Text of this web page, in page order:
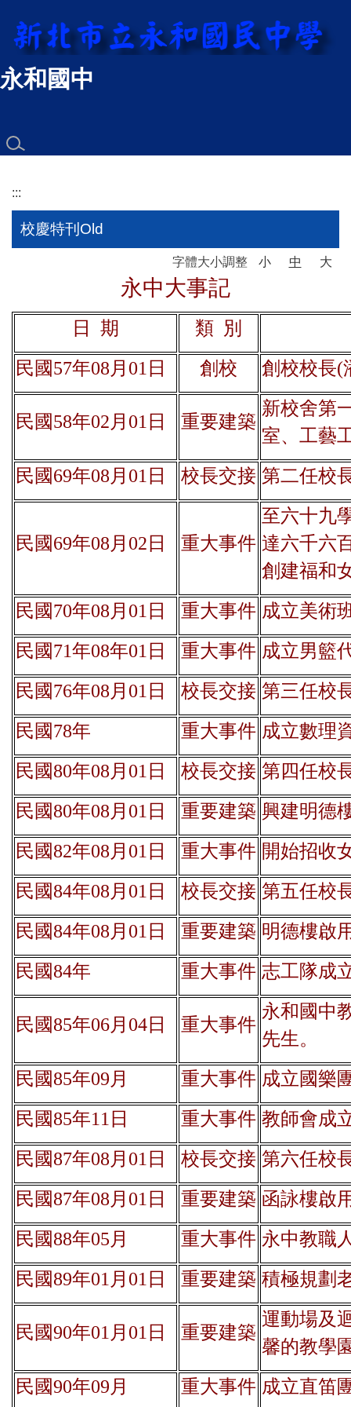
到
主
要
內
永和國中
:::
校慶特刊Old
字體大小調整 小 中 大
永中大事記
日 期
類 別
民國57年08月01日
創校 創校校長(
民國58年02月01日 重要建築
新校舍第
室、工藝
民國69年08月01日
校長交接 第二任校
民國69年08月02日 重大事件
至六十九
達六千六
創建福和
民國70年08月01日
重大事件 成立美術
民國71年08年01日
重大事件 成立男籃
民國76年08月01日
校長交接 第三任校
民國78年
重大事件 成立數理
民國80年08月01日
校長交接 第四任校
民國80年08月01日
重要建築 興建明德
民國82年08月01日
重大事件 開始招收
民國84年08月01日
校長交接 第五任校
民國84年08月01日
重要建築 明德樓啟
民國84年
重大事件 志工隊成
民國85年06月04日 重大事件
永和國中
先生。
民國85年09月
重大事件 成立國樂
民國85年11日
重大事件 教師會成
民國87年08月01日
校長交接 第六任校
民國87年08月01日
重要建築 函詠樓啟
民國88年05月
重大事件 永中教職
民國89年01月01日
重要建築 積極規劃
民國90年01月01日 重要建築
運動場及
馨的教學
民國90年09月
重大事件 成立直笛